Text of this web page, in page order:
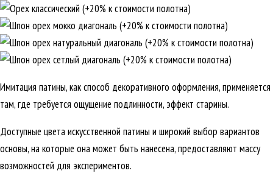
Имитация патины, как способ декоративного оформления, применяется
там, где требуется ощущение подлинности, эффект старины.
Доступные цвета искусственной патины и широкий выбор вариантов
основы, на которые она может быть нанесена, предоставляют массу
возможностей для экспериментов.